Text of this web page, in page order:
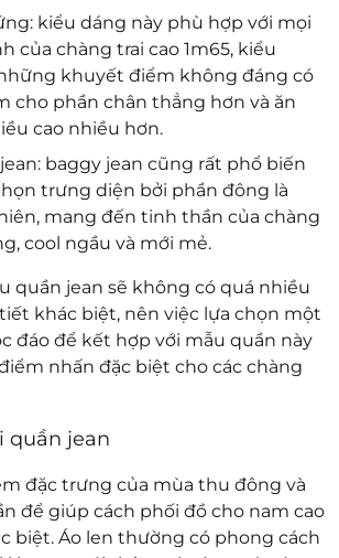
kiểu dáng này phù hợp với mọi
của chàng trai cao 1m65, kiểu
khuyết điểm không đáng có
cho phần chân thẳng hơn và ăn
cao nhiều hơn.
baggy jean cũng rất phổ biến
trưng diện bởi phần đông là
mang đến tinh thần của chàng
cool ngầu và mới mẻ.
quần jean sẽ không có quá nhiều
khác biệt, nên việc lựa chọn một
đáo để kết hợp với mẫu quần này
nhấn đặc biệt cho các chàng
quần jean
đặc trưng của mùa thu đông và
để giúp cách phối đồ cho nam cao
biệt. Áo len thường có phong cách